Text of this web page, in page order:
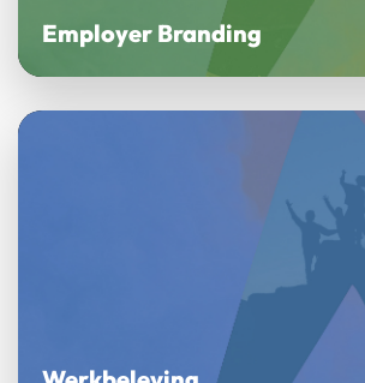
Employer Branding